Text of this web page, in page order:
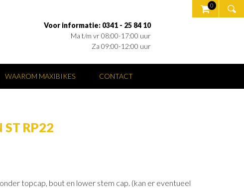
Voor informatie: 0341 - 25 84 10
Ma t/m vr 08:00-17:00 uur
Za 09:00-12:00 uur
0
WAAROM MAXIBIKES CONTACT
ST RP22
topcap, bout en lower stem cap. (kan er eventueel